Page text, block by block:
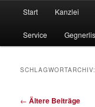
Start Kanzlei
Service
SCHLAGWORTARCHIV:
Beitragsnavigation
← Ältere Beiträge